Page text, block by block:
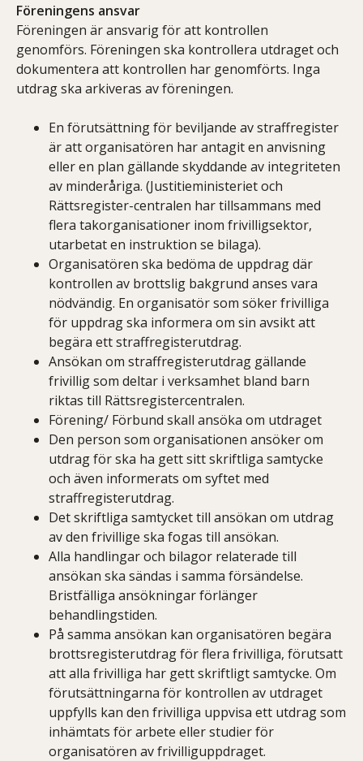
Föreningens ansvar
Föreningen är ansvarig för att kontrollen
genomförs. Föreningen ska kontrollera utdraget och
dokumentera att kontrollen har genomförts. Inga
utdrag ska arkiveras av föreningen.
En förutsättning för beviljande av straffregister
är att organisatören har antagit en anvisning
eller en plan gällande skyddande av integriteten
av minderåriga. (Justitieministeriet och
Rättsregister-centralen har tillsammans med
flera takorganisationer inom frivilligsektor,
utarbetat en instruktion se bilaga).
Organisatören ska bedöma de uppdrag där
kontrollen av brottslig bakgrund anses vara
nödvändig. En organisatör som söker frivilliga
för uppdrag ska informera om sin avsikt att
begära ett straffregisterutdrag.
Ansökan om straffregisterutdrag gällande
frivillig som deltar i verksamhet bland barn
riktas till Rättsregistercentralen.
Förening/ Förbund skall ansöka om utdraget
Den person som organisationen ansöker om
utdrag för ska ha gett sitt skriftliga samtycke
och även informerats om syftet med
straffregisterutdrag.
Det skriftliga samtycket till ansökan om utdrag
av den frivillige ska fogas till ansökan.
Alla handlingar och bilagor relaterade till
ansökan ska sändas i samma försändelse.
Bristfälliga ansökningar förlänger
behandlingstiden.
På samma ansökan kan organisatören begära
brottsregisterutdrag för flera frivilliga, förutsatt
att alla frivilliga har gett skriftligt samtycke. Om
förutsättningarna för kontrollen av utdraget
uppfylls kan den frivilliga uppvisa ett utdrag som
inhämtats för arbete eller studier för
organisatören av frivilliguppdraget.